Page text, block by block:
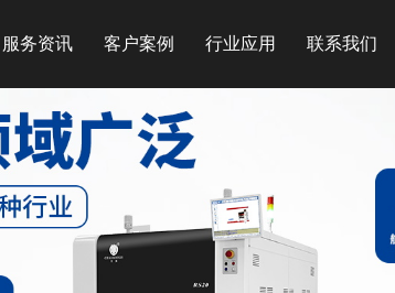
服务资讯 客户案例 行业应用 联系我们